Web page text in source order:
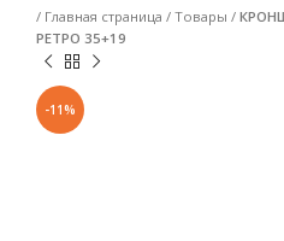
/ Главная страница / Товары /
РЕТРО 35+19
-11%